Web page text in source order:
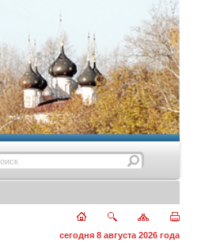
сегодня 8 августа 2026 года